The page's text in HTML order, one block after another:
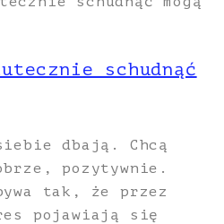
schudnąć
dbają. Chcą
pozytywnie.
tak, że przez
pojawiają się